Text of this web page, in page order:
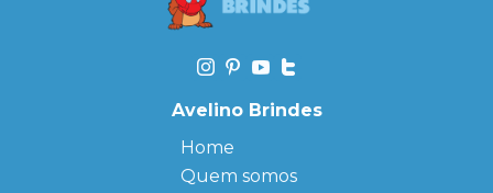
Avelino Brindes
Home
Quem somos